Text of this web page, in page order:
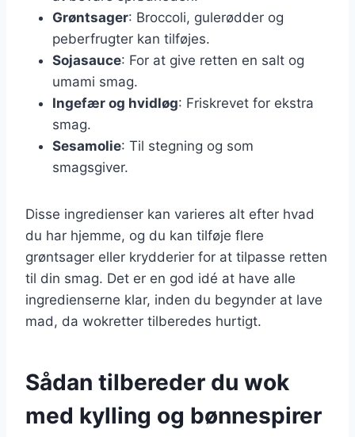
Grøntsager: Broccoli, gulerødder og
peberfrugter kan tilføjes.
Sojasauce: For at give retten en salt og
umami smag.
Ingefær og hvidløg: Friskrevet for ekstra
smag.
Sesamolie: Til stegning og som
smagsgiver.
Disse ingredienser kan varieres alt efter hvad
du har hjemme, og du kan tilføje flere
grøntsager eller krydderier for at tilpasse retten
til din smag. Det er en god idé at have alle
ingredienserne klar, inden du begynder at lave
mad, da wokretter tilberedes hurtigt.
Sådan tilbereder du wok
med kylling og bønnespirer